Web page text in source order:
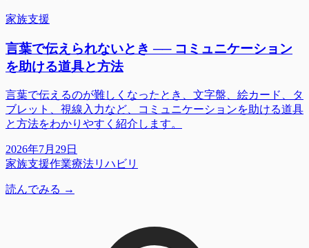
家族支援
言葉で伝えられないとき ── コミュニケーション
を助ける道具と方法
言葉で伝えるのが難しくなったとき、文字盤、絵カード、タ
ブレット、視線入力など、コミュニケーションを助ける道具
と方法をわかりやすく紹介します。
2026年7月29日
家族支援作業療法リハビリ
読んでみる →